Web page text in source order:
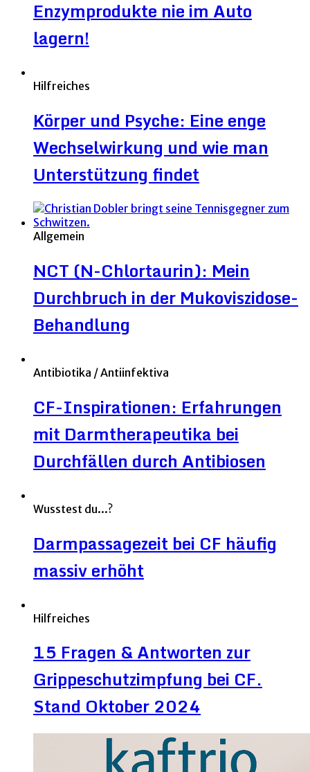
Enzymprodukte nie im Auto
lagern!
Hilfreiches
Körper und Psyche: Eine enge
Wechselwirkung und wie man
Unterstützung findet
Allgemein
NCT (N-Chlortaurin): Mein
Durchbruch in der Mukoviszidose-
Behandlung
Antibiotika / Antiinfektiva
CF-Inspirationen: Erfahrungen
mit Darmtherapeutika bei
Durchfällen durch Antibiosen
Wusstest du...?
Darmpassagezeit bei CF häufig
massiv erhöht
Hilfreiches
15 Fragen & Antworten zur
Grippeschutzimpfung bei CF.
Stand Oktober 2024